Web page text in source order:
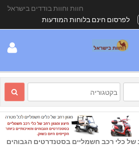
חוות וחוות בודדים בישראל
לפרסום חינם בלוחות המודעות
של כלי רכב חשמליים בסטנדרטים הגבוהים